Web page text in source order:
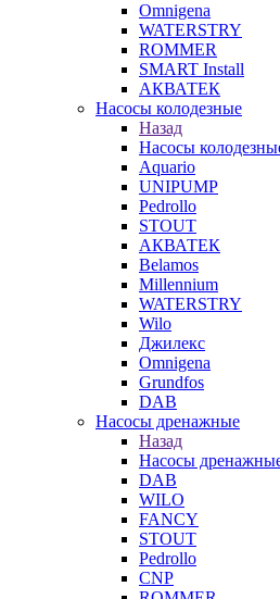
Omnigena
WATERSTRY
ROMMER
SMART Install
АКВАТЕК
Насосы колодезные
Назад
Насосы
Aquario
UNIPUMP
Pedrollo
STOUT
АКВАТЕК
Belamos
Millennium
WATERSTRY
Wilo
Джилекс
Omnigena
Grundfos
DAB
Насосы дренажные
Назад
Насосы
DAB
WILO
FANCY
STOUT
Pedrollo
CNP